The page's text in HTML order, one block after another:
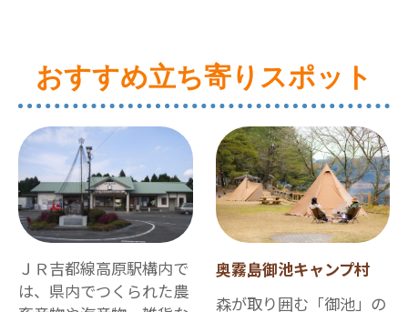
おすすめ立ち寄りスポット
ＪＲ吉都線高原駅構内で
は、県内でつくられた農
奥霧島御池キャンプ村
森が取り囲む「御池」の